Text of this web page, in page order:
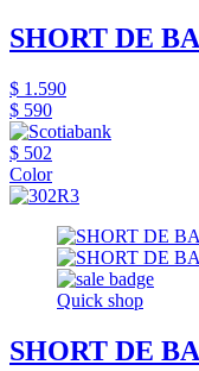
SHORT DE
$ 1.590
$ 590
$ 502
Color
Quick shop
SHORT DE